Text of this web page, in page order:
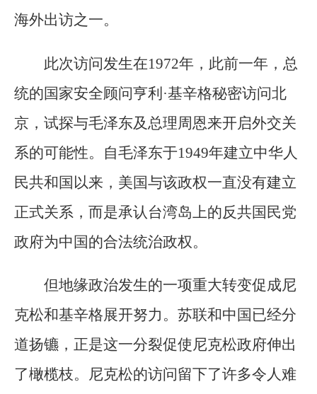
海外出访之一。
此次访问发生在1972年，此前一年，总
统的国家安全顾问亨利·基辛格秘密访问北
京，试探与毛泽东及总理周恩来开启外交关
系的可能性。自毛泽东于1949年建立中华人
民共和国以来，美国与该政权一直没有建立
正式关系，而是承认台湾岛上的反共国民党
政府为中国的合法统治政权。
但地缘政治发生的一项重大转变促成尼
克松和基辛格展开努力。苏联和中国已经分
道扬镳，正是这一分裂促使尼克松政府伸出
了橄榄枝。尼克松的访问留下了许多令人难